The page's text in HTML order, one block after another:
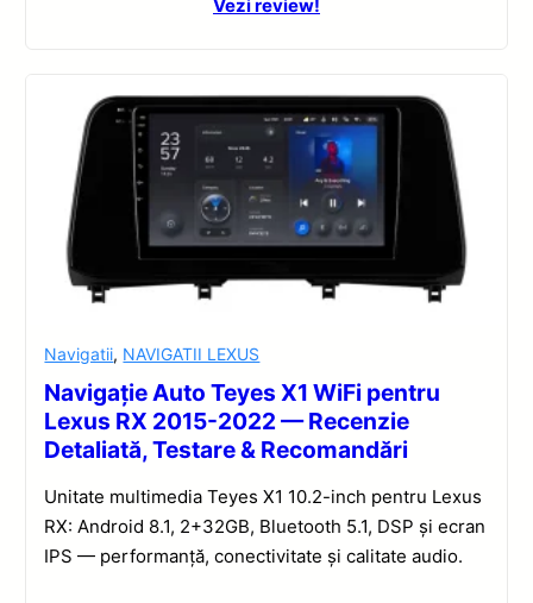
Vezi review!
Navigatii, NAVIGATII LEXUS
Navigație Auto Teyes X1 WiFi pentru
Lexus RX 2015-2022 — Recenzie
Detaliată, Testare & Recomandări
Unitate multimedia Teyes X1 10.2-inch pentru Lexus
RX: Android 8.1, 2+32GB, Bluetooth 5.1, DSP și ecran
IPS — performanță, conectivitate și calitate audio.